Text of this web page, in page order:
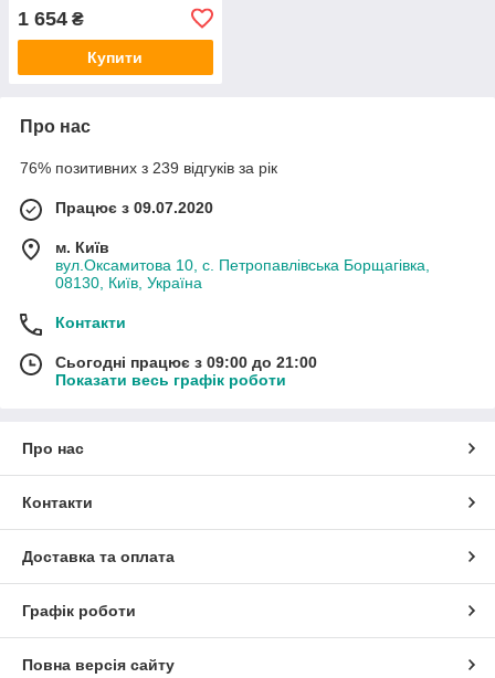
1 654 ₴
Купити
Про нас
76% позитивних з 239 відгуків за рік
Працює з 09.07.2020
м. Київ
вул.Оксамитова 10, с. Петропавлівська Борщагівка,
08130, Київ, Україна
Контакти
Сьогодні працює з 09:00 до 21:00
Показати весь графік роботи
Про нас
Контакти
Доставка та оплата
Графік роботи
Повна версія сайту